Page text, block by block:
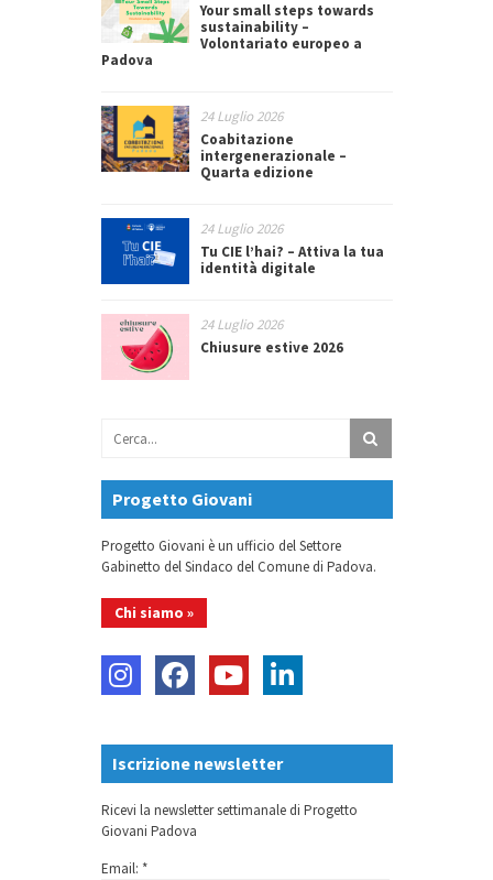
Your small steps towards
sustainability –
Volontariato europeo a
Padova
24 Luglio 2026
Coabitazione
intergenerazionale –
Quarta edizione
24 Luglio 2026
Tu CIE l’hai? – Attiva la tua
identità digitale
24 Luglio 2026
Chiusure estive 2026
Progetto Giovani
Progetto Giovani è un ufficio del Settore
Gabinetto del Sindaco del Comune di Padova.
Chi siamo »
Iscrizione newsletter
Ricevi la newsletter settimanale di Progetto
Giovani Padova
Email: *